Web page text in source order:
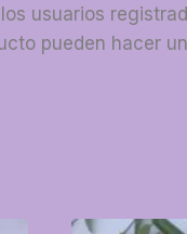
usuarios
pueden hacer